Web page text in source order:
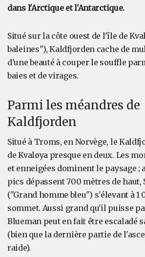
dans l'Arctique et l'Antarctique.
Situé sur la côte ouest de l'île de
baleines"), Kaldfjorden cache de
d'une beauté à couper le souffle
baies et de virages.
Parmi les méandres de
Kaldfjorden
Situé à Troms, en Norvège, le
de Kvaløya presque en deux. Les
et enneigées dominent le paysage ;
pics dépassent 700 mètres de haut,
("Grand homme bleu") s'élevant à 1
sommet. Aussi grand qu'il puisse
Blueman peut en fait être escaladé
(bien que la dernière partie de
raide).